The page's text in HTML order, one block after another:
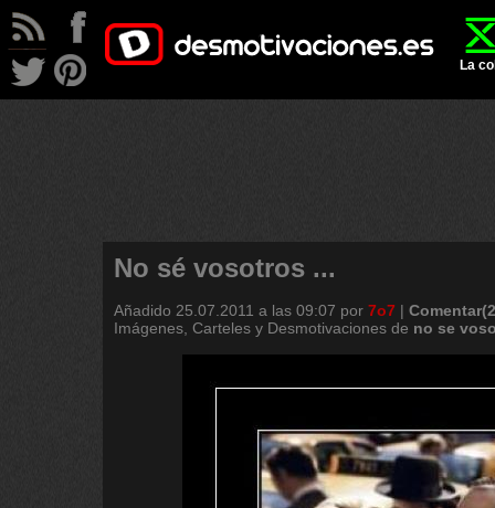
La
No sé vosotros ...
Añadido 25.07.2011 a las 09:07 por 7o7 |
Imágenes, Carteles y Desmotivaciones de no se